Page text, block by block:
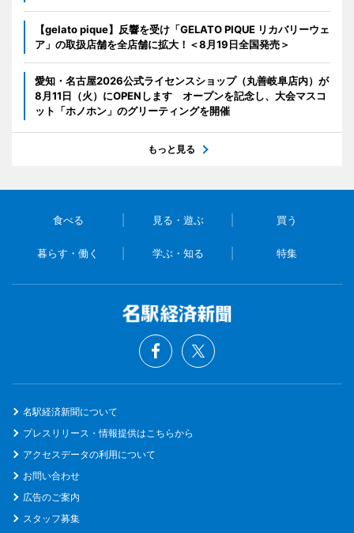
【gelato pique】反響を受け「GELATO PIQUE リカバリーウェ
ア」の取扱店舗を全店舗に拡大！＜8月19日全国発売＞
愛知・名古屋2026公式ライセンスショップ（丸善岐阜店内）が
8月11日（火）にOPENします オープンを記念し、大会マスコ
ット「ホノホン」のグリーティングを開催
もっと見る
食べる 見る・遊ぶ 買う
暮らす・働く 学ぶ・知る 特集
名駅経済新聞について
プレスリリース・情報提供はこちらから
アクセスデータの利用について
お問い合わせ
広告のご案内
スタッフ募集